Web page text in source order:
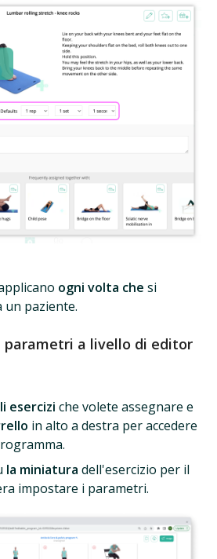
ogni volta che si
un paziente.
parametri a livello di editor
esercizi che volete assegnare e
in alto a destra per accedere
la miniatura dell'esercizio per il
impostare i parametri.